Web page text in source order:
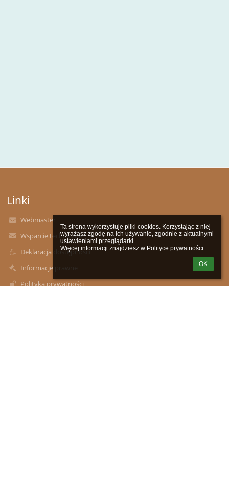
Ta strona wykorzystuje pliki cookies. Korzystając z niej
wyrażasz zgodę na ich używanie, zgodnie z aktualnymi
ustawieniami przeglądarki.
Więcej informacji znajdziesz w Polityce prywatności.
OK
Linki
Webmaster
Wsparcie techniczne
Deklaracja dostępności
Informacje prawne
Polityka prywatności